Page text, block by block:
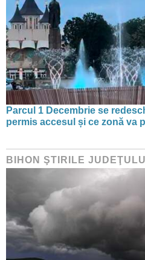
Parcul 1 Decembrie se
permis accesul și ce zonă va
BIHON ŞTIRILE